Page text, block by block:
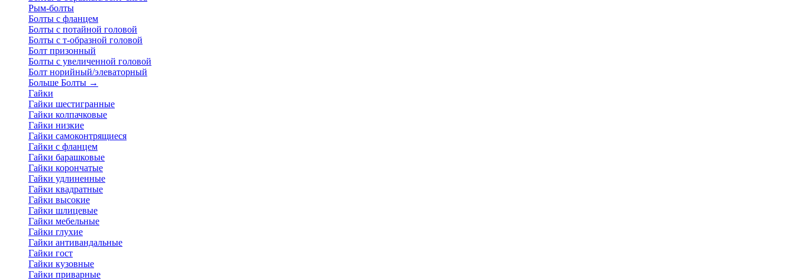
Рым-болты
Болты с фланцем
Болты с потайной головой
Болты с т-образной головой
Болт призонный
Болты с увеличенной головой
Болт норийный/элеваторный
Больше Болты →
Гайки
Гайки шестигранные
Гайки колпачковые
Гайки низкие
Гайки самоконтрящиеся
Гайки с фланцем
Гайки барашковые
Гайки корончатые
Гайки удлиненные
Гайки квадратные
Гайки высокие
Гайки шлицевые
Гайки мебельные
Гайки глухие
Гайки антивандальные
Гайки гост
Гайки кузовные
Гайки приварные